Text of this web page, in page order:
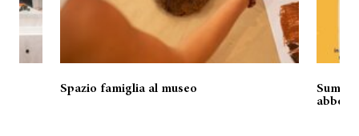
Spazio famiglia al museo